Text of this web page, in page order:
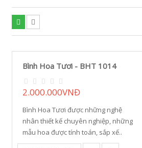
Bình Hoa Tươi - BHT 1014
2.000.000VNĐ
Bình Hoa Tươi được những nghệ
nhân thiết kế chuyên nghiệp, những
mẫu hoa được tính toán, sắp xế..